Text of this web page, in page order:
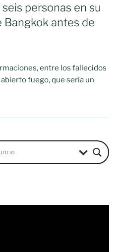
personas en su
Bangkok antes de
entre los fallecidos
fuego, que sería un